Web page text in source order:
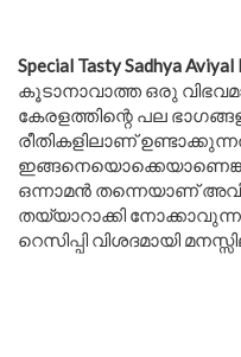
Special Tasty Sadhya Aviyal
കൂടാനാവാത്ത ഒരു
കേരളത്തിന്റെ പല
രീതികളിലാണ്
ഒന്നാമൻ തന്നെയാണ്
തയ്യാറാക്കി
റെസിപ്പി വിശദമായി